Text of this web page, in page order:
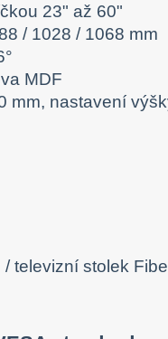
23" až 60"
/ 1028 / 1068 mm
MDF
mm, nastavení